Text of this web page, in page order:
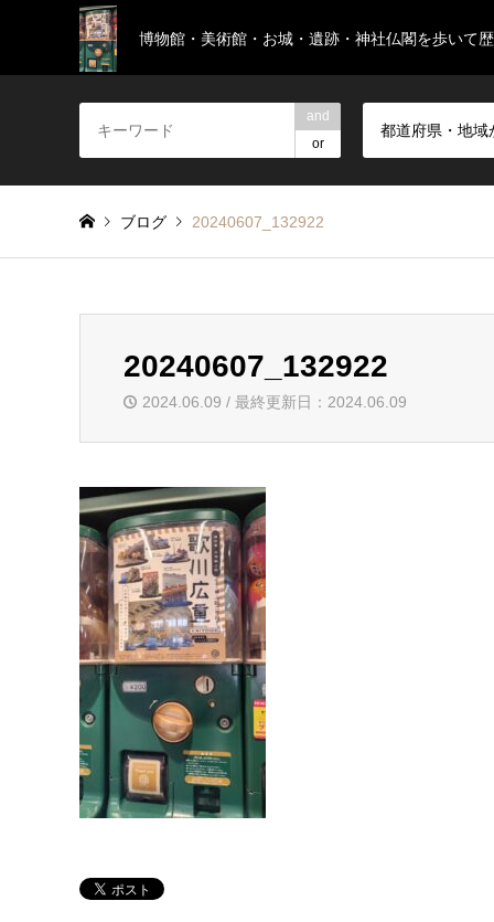
博物館・美術館・お城・遺跡・神社仏閣を歩いて
and
or
都道府県・地域
ブログ 20240607_132922
20240607_132922
2024.06.09 / 最終更新日：2024.06.09